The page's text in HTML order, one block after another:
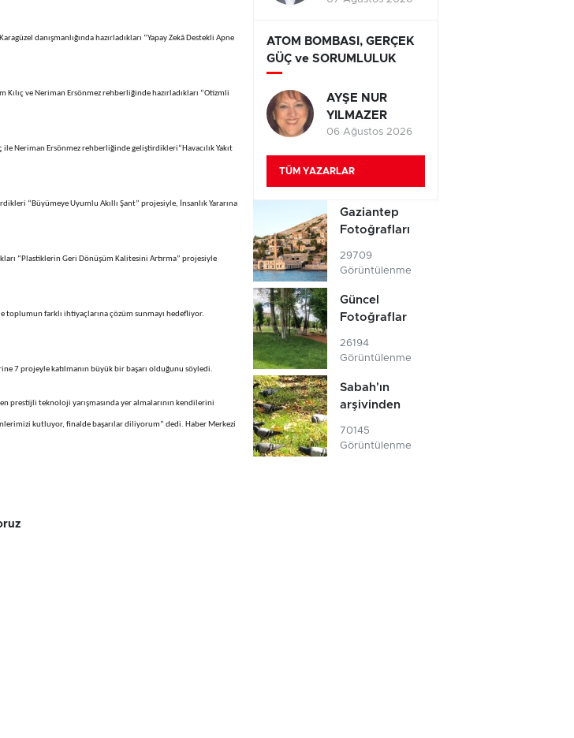
danışmanlığında hazırladıkları “Yapay Zekâ Destekli Apne
ve Neriman Ersönmez rehberliğinde hazırladıkları “Otizmli
ile Neriman Ersönmez rehberliğinde geliştirdikleri“Havacılık Yakıt
“Büyümeye Uyumlu Akıllı Şant” projesiyle, İnsanlık Yararına
“Plastiklerin Geri Dönüşüm Kalitesini Artırma” projesiyle
farklı ihtiyaçlarına çözüm sunmayı hedefliyor.
7 projeyle katılmanın büyük bir başarı olduğunu söyledi.
prestijli teknoloji yarışmasında yer almalarının kendilerini
kutluyor, finalde başarılar diliyorum” dedi. Haber Merkezi
ATOM BOMBASI, GERÇEK
GÜÇ ve SORUMLULUK
AYŞE NUR
YILMAZER
06 Ağustos 2026
TÜM YAZARLAR
Gaziantep
Fotoğrafları
29709
Görüntülenme
Güncel
Fotoğraflar
26194
Görüntülenme
Sabah'ın
arşivinden
70145
Görüntülenme